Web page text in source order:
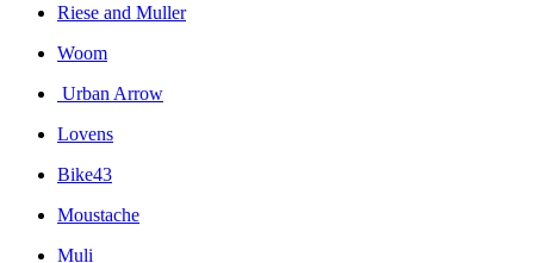
Riese and Muller
Woom
Urban Arrow
Lovens
Bike43
Moustache
Muli